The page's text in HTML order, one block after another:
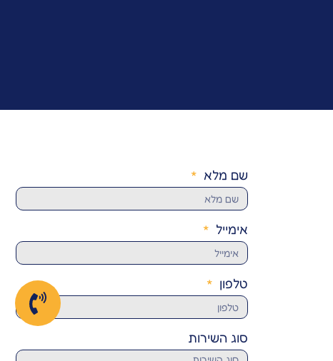
שם מלא
אימייל
טלפון
סוג השירות